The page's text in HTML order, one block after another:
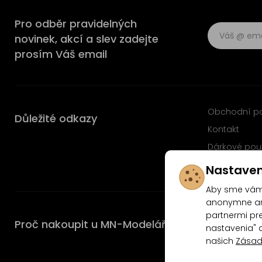
Pro odběr pravidelných
novinek, akcí a slev zadejte
prosím Váš email
Důležité odkazy Obchodní
Kontakt
Dárkové
Časté dotazy
Proč nakoupit u MN-Modelář.cz
4.9/5
Aby sme
anonymne
partnermi
nastavenia"
našich